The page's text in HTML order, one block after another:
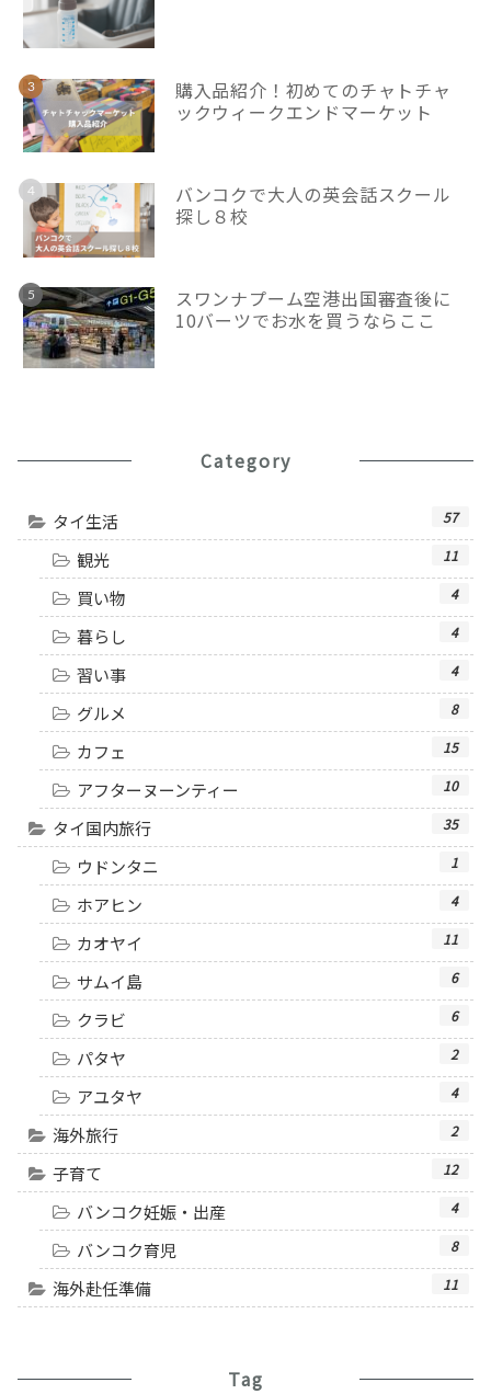
購入品紹介！初めてのチャトチャ
ックウィークエンドマーケット
バンコクで大人の英会話スクール
探し８校
スワンナプーム空港出国審査後に
10バーツでお水を買うならここ
Category
タイ生活 57
観光 11
買い物 4
暮らし 4
習い事 4
グルメ 8
カフェ 15
アフターヌーンティー 10
タイ国内旅行 35
ウドンタニ 1
ホアヒン 4
カオヤイ 11
サムイ島 6
クラビ 6
パタヤ 2
アユタヤ 4
海外旅行 2
子育て 12
バンコク妊娠・出産 4
バンコク育児 8
海外赴任準備 11
Tag